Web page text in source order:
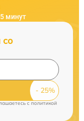
минут
со
cполитикой